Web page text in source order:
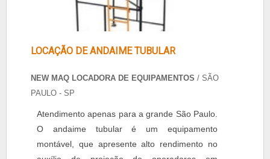
LOCAÇÃO DE ANDAIME TUBULAR
NEW MAQ LOCADORA DE EQUIPAMENTOS / SÃO
PAULO - SP
Atendimento apenas para a grande São Paulo.
O andaime tubular é um equipamento
montável, que apresente alto rendimento no